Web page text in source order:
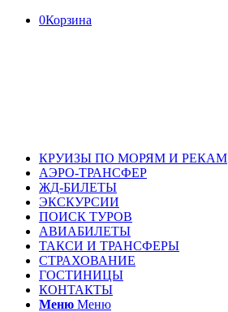
0Корзина
КРУИЗЫ ПО МОРЯМ И РЕКАМ
АЭРО-ТРАНСФЕР
ЖД-БИЛЕТЫ
ЭКСКУРСИИ
ПОИСК ТУРОВ
АВИАБИЛЕТЫ
ТАКСИ И ТРАНСФЕРЫ
СТРАХОВАНИЕ
ГОСТИНИЦЫ
КОНТАКТЫ
Меню Меню